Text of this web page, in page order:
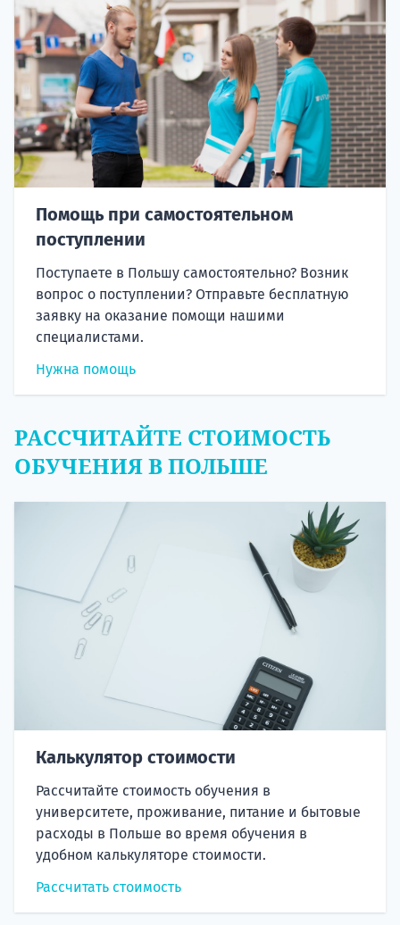
Помощь при самостоятельном
поступлении
Поступаете в Польшу самостоятельно? Возник
вопрос о поступлении? Отправьте бесплатную
заявку на оказание помощи нашими
специалистами.
Нужна помощь
РАССЧИТАЙТЕ СТОИМОСТЬ
ОБУЧЕНИЯ В ПОЛЬШЕ
Калькулятор стоимости
Рассчитайте стоимость обучения в
университете, проживание, питание и бытовые
расходы в Польше во время обучения в
удобном калькуляторе стоимости.
Рассчитать стоимость